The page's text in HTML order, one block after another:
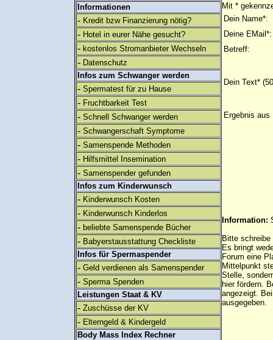
Informationen
- Kredit bzw Finanzierung nötig?
- Hotel in eurer Nähe gesucht?
- kostenlos Stromanbieter Wechseln
- Datenschutz
Infos zum Schwanger werden
- Spermatest für zu Hause
- Fruchtbarkeit Test
- Schnell Schwanger werden
- Schwangerschaft Symptome
- Samenspende Methoden
- Hilfsmittel Insemination
- Samenspender gefunden
Infos zum Kinderwunsch
- Kinderwunsch Kosten
- Kinderwunsch Kinderlos
- beliebte Samenspende Bücher
- Babyerstausstattung Checkliste
Infos für Spermaspender
- Geld verdienen als Samenspender
- Sperma Spenden
Leistungen Staat & KV
- Zuschüsse der KV
- Elterngeld & Kindergeld
Body Mass Index Rechner
Mit *
Dein Name*:
Deine EMail*:
Betreff:
Dein Text*
Ergebnis aus
Information:
Bitte
Es bringt
Forum eine
Mittelpunkt
Stelle,
hier fördern.
angezeigt.
ausgegeben.